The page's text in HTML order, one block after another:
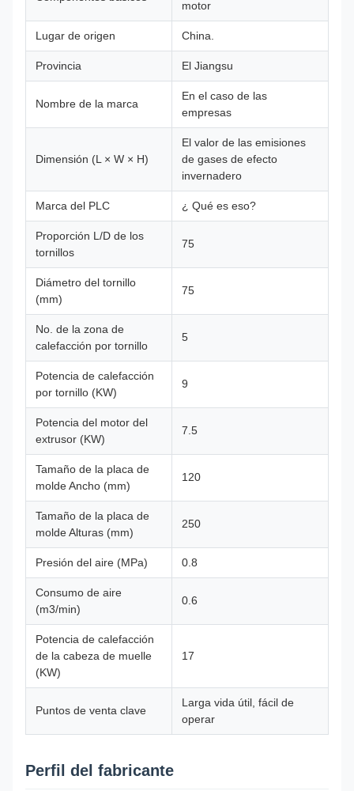
motor
Lugar de origen China.
Provincia El Jiangsu
Nombre de la marca
En el caso de las
empresas
Dimensión (L × W × H)
El valor de las emisiones
de gases de efecto
invernadero
Marca del PLC ¿ Qué es eso?
Proporción L/D de los
tornillos
75
Diámetro del tornillo
(mm)
75
No. de la zona de
calefacción por tornillo
5
Potencia de calefacción
por tornillo (KW)
9
Potencia del motor del
extrusor (KW)
7.5
Tamaño de la placa de
molde Ancho (mm)
120
Tamaño de la placa de
molde Alturas (mm)
250
Presión del aire (MPa) 0.8
Consumo de aire
(m3/min)
0.6
Potencia de calefacción
de la cabeza de muelle
(KW)
17
Puntos de venta clave
Larga vida útil, fácil de
operar
Perfil del fabricante